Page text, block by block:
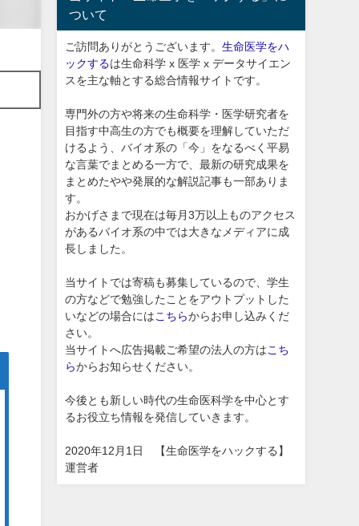
ついて
ご訪問ありがとうございます。 生命医学をハ
ックするは生命科学 x 医学 x データサイエン
スを主な軸とする総合情報サイトです。
専門外の方や将来の生命科学・医学研究者を
目指す中高生の方でも概要を理解していただ
けるよう、バイオ系の「今」をなるべく平易
な言葉でまとめる一方で、最新の研究成果を
まとめたやや発展的な解説記事も一部ありま
す。
おかげさまで現在は毎月3万以上ものアクセス
があるバイオ系の中では大きなメディアに成
長しました。
当サイトでは寄稿も募集しているので、学生
の方などで勉強したことをアウトプットした
いなどの場合には こちらからお申し込みくだ
さい。
当サイトへ広告掲載ご希望の法人の方は こち
らからお知らせください。
今後とも新しい時代の生命医科学を中心とす
るお役立ち情報を発信していきます。
2020年12月1日 【生命医学をハックする】
運営者